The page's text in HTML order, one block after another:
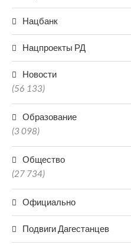
Нацбанк
Нацпроекты РД
Новости
(56 133)
Образование
(3 098)
Общество
(27 734)
Официально
Подвиги Дагестанцев